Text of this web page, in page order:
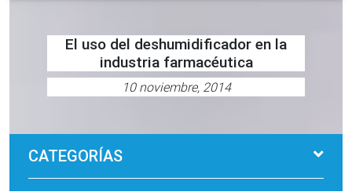
El uso del deshumidificador en la
industria farmacéutica
10 noviembre, 2014
CATEGORÍAS